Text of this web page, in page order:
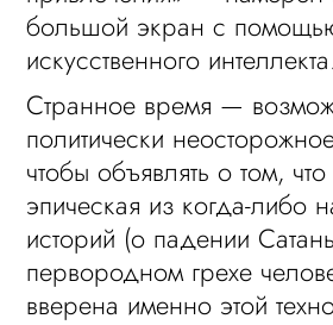
большой экран с
искусственного интеллекта.
Странное время —
политически
чтобы объявлять о том,
эпическая из когда-либо
историй (о падении
первородном грехе
вверена именно этой